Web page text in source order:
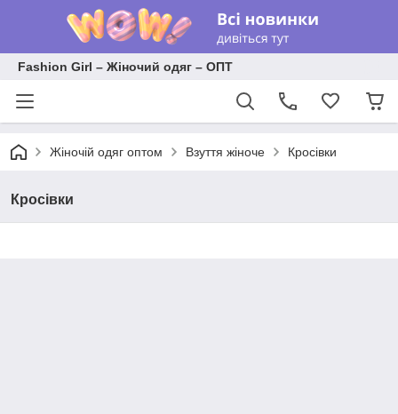
Fashion Girl – Жіночий одяг – ОПТ
Жіночій одяг оптом Взуття жіноче Кросівки
Кросівки